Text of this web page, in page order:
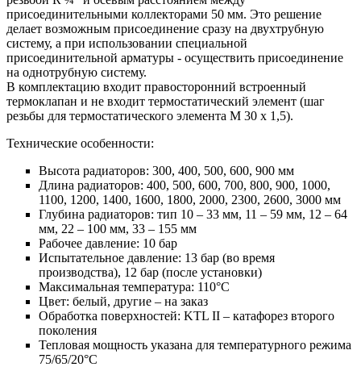
присоединительными коллекторами 50 мм. Это решение
делает возможным присоединение сразу на двухтрубную
систему, а при использовании специальной
присоединительной арматуры - осуществить присоединение
на однотрубную систему.
В комплектацию входит правосторонний встроенный
термоклапан и не входит термостатический элемент (шаг
резьбы для термостатического элемента М 30 х 1,5).
Технические особенности:
Высота радиаторов: 300, 400, 500, 600, 900 мм
Длина радиаторов: 400, 500, 600, 700, 800, 900, 1000,
1100, 1200, 1400, 1600, 1800, 2000, 2300, 2600, 3000 мм
Глубина радиаторов: тип 10 – 33 мм, 11 – 59 мм, 12 – 64
мм, 22 – 100 мм, 33 – 155 мм
Рабочее давление: 10 бар
Испытательное давление: 13 бар (во время
производства), 12 бар (после установки)
Максимальная температура: 110°С
Цвет: белый, другие – на заказ
Обработка поверхностей: KTL II – катафорез второго
поколения
Тепловая мощность указана для температурного режима
75/65/20°C